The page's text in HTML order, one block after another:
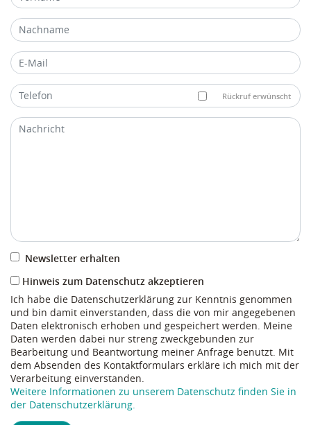
Rückruf erwünscht
Newsletter erhalten
Hinweis zum Datenschutz akzeptieren
Ich habe die Datenschutzerklärung zur Kenntnis genommen
und bin damit einverstanden, dass die von mir angegebenen
Daten elektronisch erhoben und gespeichert werden. Meine
Daten werden dabei nur streng zweckgebunden zur
Bearbeitung und Beantwortung meiner Anfrage benutzt. Mit
dem Absenden des Kontaktformulars erkläre ich mich mit der
Verarbeitung einverstanden.
Weitere Informationen zu unserem Datenschutz finden Sie in
der Datenschutzerklärung.